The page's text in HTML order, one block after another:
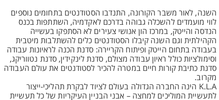
השנה, לאור משבר הקורונה, התנדבו הסטודנטים בתחומים נוספים
לווי מועמדים להשכלה גבוהה בדרכם לאקדמיה, השתתפות בכנס
הנדסה והייטק, במרכז הון אנושי צעירים לא הסתפקו בעשייה
הקהילתית וגם השנה קיבלו הסטודנטים כלים להשתלבות מיטבית
בעבודה בתחום הייטק ופיתוח הקריירה: סדנת הכנה לראיונות עבודה
וסימולציות כולל ראיון עבודה מצולם, סדנת לינקידין, סדנת נטווריקג,
סדנת כתיבת קורות חיים במטרה להכיר לסטודנטים את עולם העבודה
מקרוב.
K.L.A הינה החברה הגדולה בעולם לציוד לבקרת תהליכי-ייצור
לתעשיית המוליכים למחצה – אבני הבניין העיקריות של כל תעשיית